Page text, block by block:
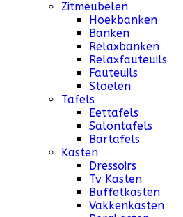
Zitmeubelen
Hoekbanken
Banken
Relaxbanken
Relaxfauteuils
Fauteuils
Stoelen
Tafels
Eettafels
Salontafels
Bartafels
Kasten
Dressoirs
Tv Kasten
Buffetkasten
Vakkenkasten